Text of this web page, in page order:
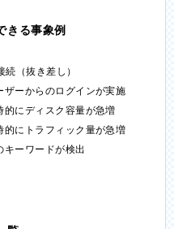
きる事象例
（抜き差し）
ーからのログインが実施
にディスク容量が急増
にトラフィック量が急増
キーワードが検出